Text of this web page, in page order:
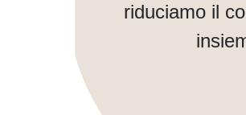
riduciamo il